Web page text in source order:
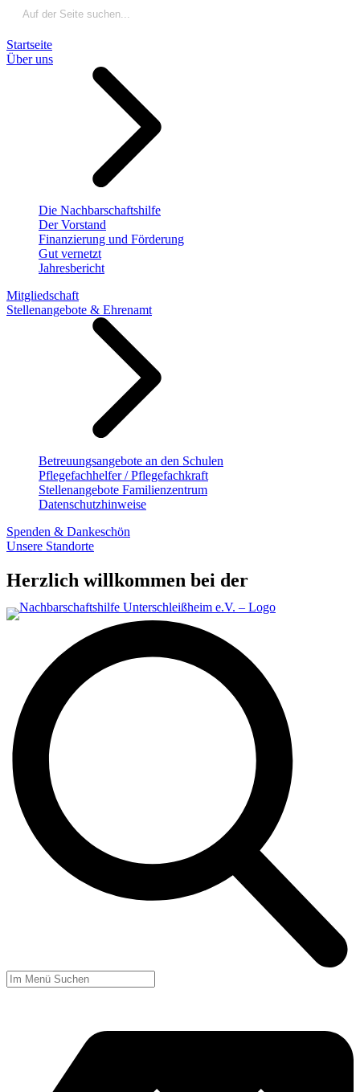
Startseite
Über uns
Die Nachbarschaftshilfe
Der Vorstand
Finanzierung und Förderung
Gut vernetzt
Jahresbericht
Mitgliedschaft
Stellenangebote & Ehrenamt
Betreuungsangebote an den Schulen
Pflegefachhelfer / Pflegefachkraft
Stellenangebote Familienzentrum
Datenschutzhinweise
Spenden & Dankeschön
Unsere Standorte
Herzlich willkommen bei der